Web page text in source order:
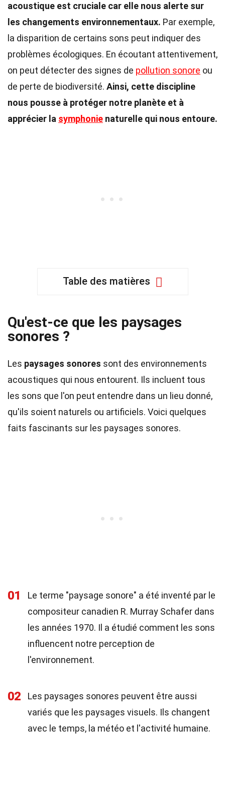
acoustique est cruciale car elle nous alerte sur
les changements environnementaux. Par exemple,
la disparition de certains sons peut indiquer des
problèmes écologiques. En écoutant attentivement,
on peut détecter des signes de pollution sonore ou
de perte de biodiversité. Ainsi, cette discipline
nous pousse à protéger notre planète et à
apprécier la symphonie naturelle qui nous entoure.
Table des matières
Qu'est-ce que les paysages
sonores ?
Les paysages sonores sont des environnements
acoustiques qui nous entourent. Ils incluent tous
les sons que l'on peut entendre dans un lieu donné,
qu'ils soient naturels ou artificiels. Voici quelques
faits fascinants sur les paysages sonores.
01
Le terme "paysage sonore" a été inventé par le
compositeur canadien R. Murray Schafer dans
les années 1970. Il a étudié comment les sons
influencent notre perception de
l'environnement.
02
Les paysages sonores peuvent être aussi
variés que les paysages visuels. Ils changent
avec le temps, la météo et l'activité humaine.